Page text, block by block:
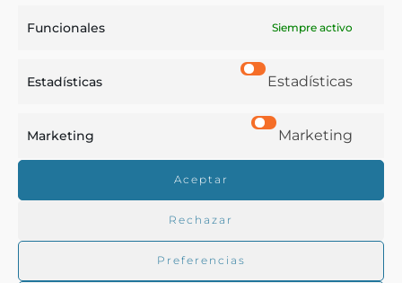
Funcionales Siempre activo
Estadísticas Estadísticas
Marketing Marketing
Aceptar
Rechazar
Preferencias
Biblioteca digital Duque de Ahumada